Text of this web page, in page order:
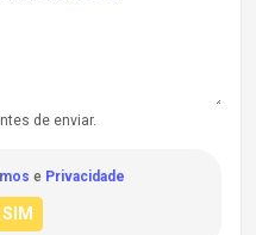
de enviar.
e Privacidade